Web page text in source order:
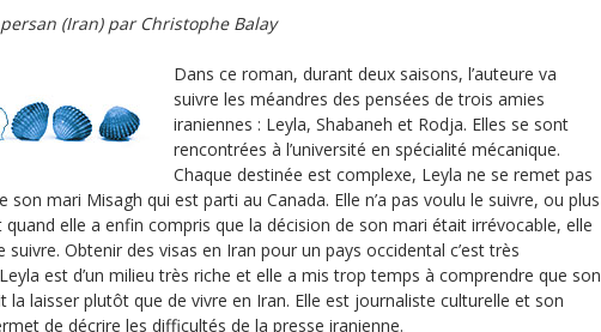
(Iran) par Christophe Balay
Dans ce roman, durant deux saisons, l’auteure va
suivre les méandres des pensées de trois amies
iraniennes : Leyla, Shabaneh et Rodja. Elles se sont
rencontrées à l’université en spécialité mécanique.
Chaque destinée est complexe, Leyla ne se remet pas
son mari Misagh qui est parti au Canada. Elle n’a pas voulu le suivre, ou plus
elle a enfin compris que la décision de son mari était irrévocable, elle
suivre. Obtenir des visas en Iran pour un pays occidental c’est très
est d’un milieu très riche et elle a mis trop temps à comprendre que son
la laisser plutôt que de vivre en Iran. Elle est journaliste culturelle et son
de décrire les difficultés de la presse iranienne.